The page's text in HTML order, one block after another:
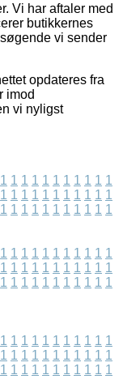
Vi har aftaler med
butikkernes
vi sender
opdateres fra
imod
vi nyligst
1 1 1 1 1 1 1 1 1 1 1
1 1 1 1 1 1 1 1 1 1 1
1 1 1 1 1 1 1 1 1 1 1
1 1 1 1 1 1 1 1 1 1 1
1 1 1 1 1 1 1 1 1 1 1
1 1 1 1 1 1 1 1 1 1 1
1 1 1 1 1 1 1 1 1 1 1
1 1 1 1 1 1 1 1 1 1 1
1 1 1 1 1 1 1 1 1 1 1